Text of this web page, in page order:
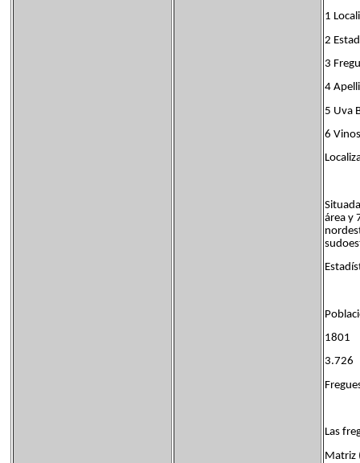
1
2
3
4
5 Uva
6
área y
Las
Matriz